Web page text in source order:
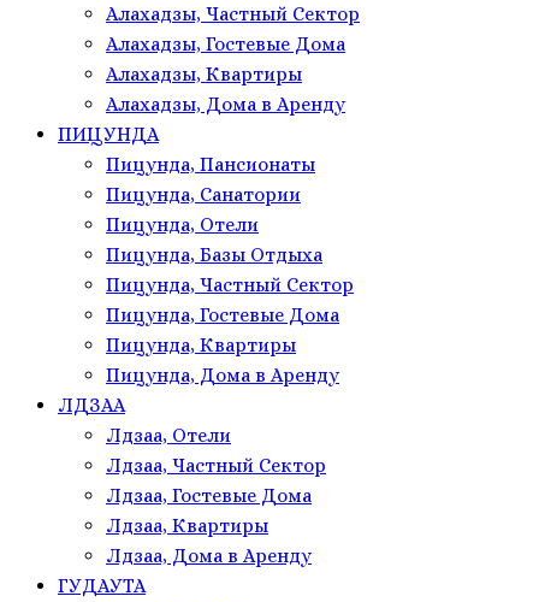
Алахадзы, Частный Сектор
Алахадзы, Гостевые Дома
Алахадзы, Квартиры
Алахадзы, Дома в Аренду
ПИЦУНДА
Пицунда, Пансионаты
Пицунда, Санатории
Пицунда, Отели
Пицунда, Базы Отдыха
Пицунда, Частный Сектор
Пицунда, Гостевые Дома
Пицунда, Квартиры
Пицунда, Дома в Аренду
ЛДЗАА
Лдзаа, Отели
Лдзаа, Частный Сектор
Лдзаа, Гостевые Дома
Лдзаа, Квартиры
Лдзаа, Дома в Аренду
ГУДАУТА